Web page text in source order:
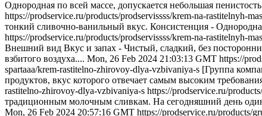
Однородная по всей массе, допускается небольшая
https://prodservice.ru/products/prodservissss/krem-na-rastitelnyh-
тонкий сливочно-ванильный вкус. Консистенция -
https://prodservice.ru/products/prodservissss/krem-na-rastitelnyh-
Внешний вид Вкус и запах - Чистый, сладкий, без
взбитого воздуха.... Mon, 26 Feb 2024 21:03:13 GMT https://
spartaaa/krem-rastitelno-zhirovoy-dlya-vzbivaniya-s [Группа
продуктов, вкус которого отвечает самым высоким
rastitelno-zhirovoy-dlya-vzbivaniya-s https://prodservice.ru/
традиционным молочным сливкам. На сегодняшний день
Mon, 26 Feb 2024 20:57:16 GMT https://prodservice.ru/products/